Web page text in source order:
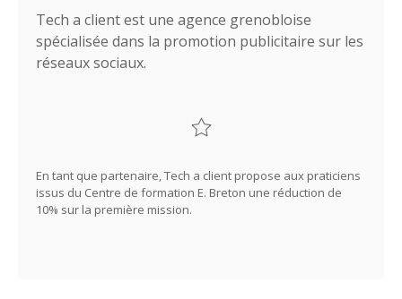
Tech a client est une agence grenobloise
spécialisée dans la promotion publicitaire sur les
réseaux sociaux.
En tant que partenaire, Tech a client propose aux praticiens
issus du Centre de formation E. Breton une réduction de
10% sur la première mission.